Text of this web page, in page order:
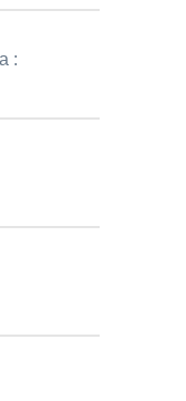
: